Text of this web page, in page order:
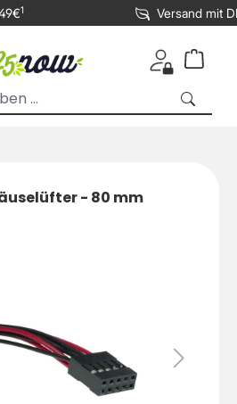
1 Versand mit
- 80 mm